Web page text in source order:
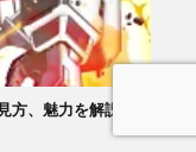
方、魅力を解説する